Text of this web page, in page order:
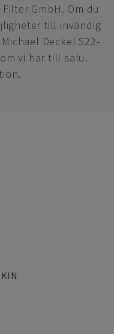
GmbH. Om du
till invändig
Deckel S22-
vi har till salu.